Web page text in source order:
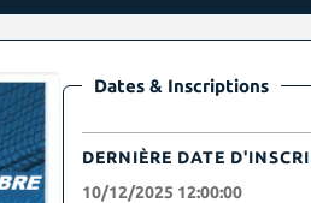
Dates & Inscriptions
DERNIÈRE DATE
10/12/2025 12:00:00